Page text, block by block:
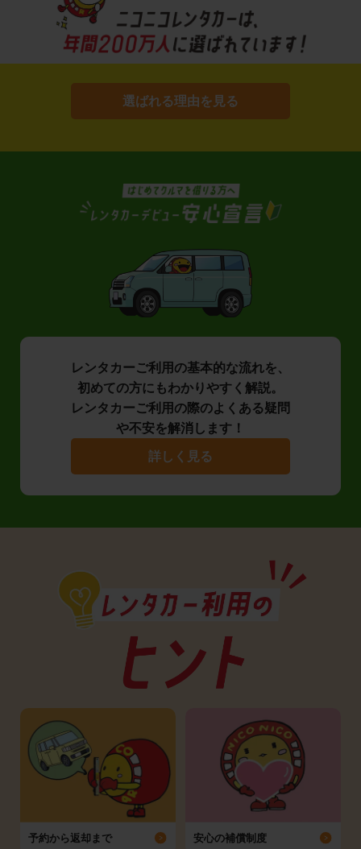
選ばれる理由を見る
レンタカーご利用の基本的な流れを、
初めての方にもわかりやすく解説。
レンタカーご利用の際のよくある疑問
や不安を解消します！
詳しく見る
予約から返却まで 安心の補償制度